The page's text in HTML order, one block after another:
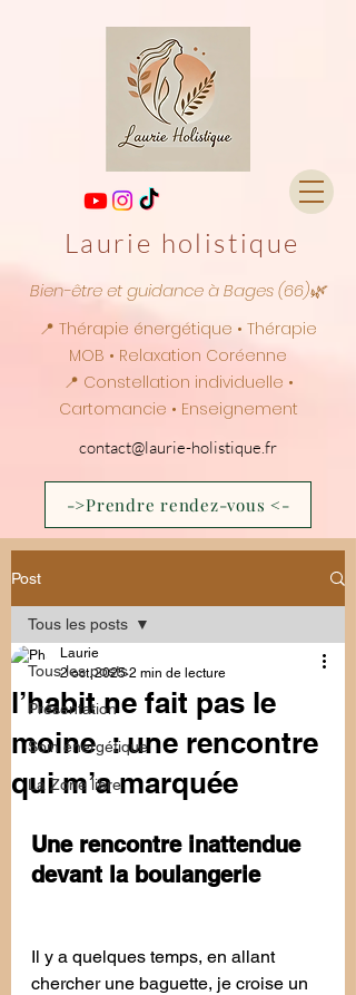
Laurie holistique
Bien-être et guidance à Bages (66)🌿
📍 Thérapie énergétique • Thérapie
MOB • Relaxation Coréenne
📍 Constellation individuelle •
Cartomancie • Enseignement
contact@laurie-holistique.fr
->Prendre rendez-vous <-
Post
Tous les posts
Présentation
Soin énergétique
La Zone libre
Tous les posts
l’habit ne fait pas le
moine : une rencontre
qui m’a marquée
Laurie
2 oct. 2025 2 min de lecture
Une rencontre inattendue
devant la boulangerie
Il y a quelques temps, en allant
chercher une baguette, je croise un